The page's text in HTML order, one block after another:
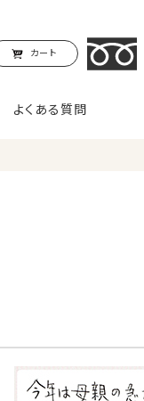
カート
よくある質問